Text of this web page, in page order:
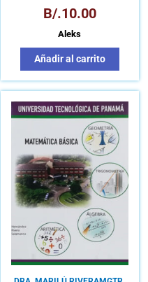
APRENDIZAJE
AUTÓNOMO
B/.10.00
Aleks
Añadir al carrito